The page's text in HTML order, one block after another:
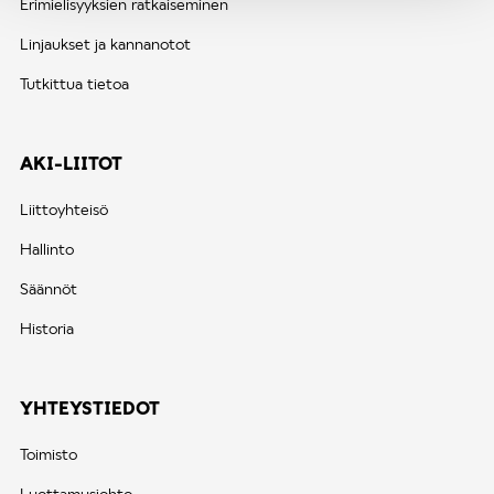
Erimielisyyksien ratkaiseminen
Linjaukset ja kannanotot
Tutkittua tietoa
AKI-LIITOT
Liittoyhteisö
Hallinto
Säännöt
Historia
YHTEYSTIEDOT
Toimisto